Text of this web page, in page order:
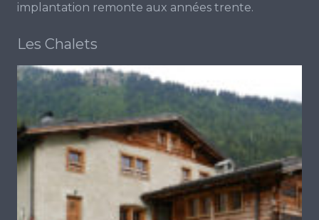
implantation remonte aux années trente.
Les Chalets